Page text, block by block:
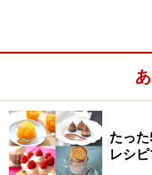
たっ
レシ